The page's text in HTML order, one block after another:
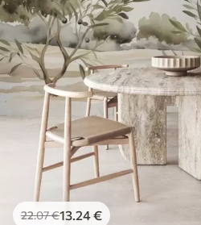
22.07€13.24€